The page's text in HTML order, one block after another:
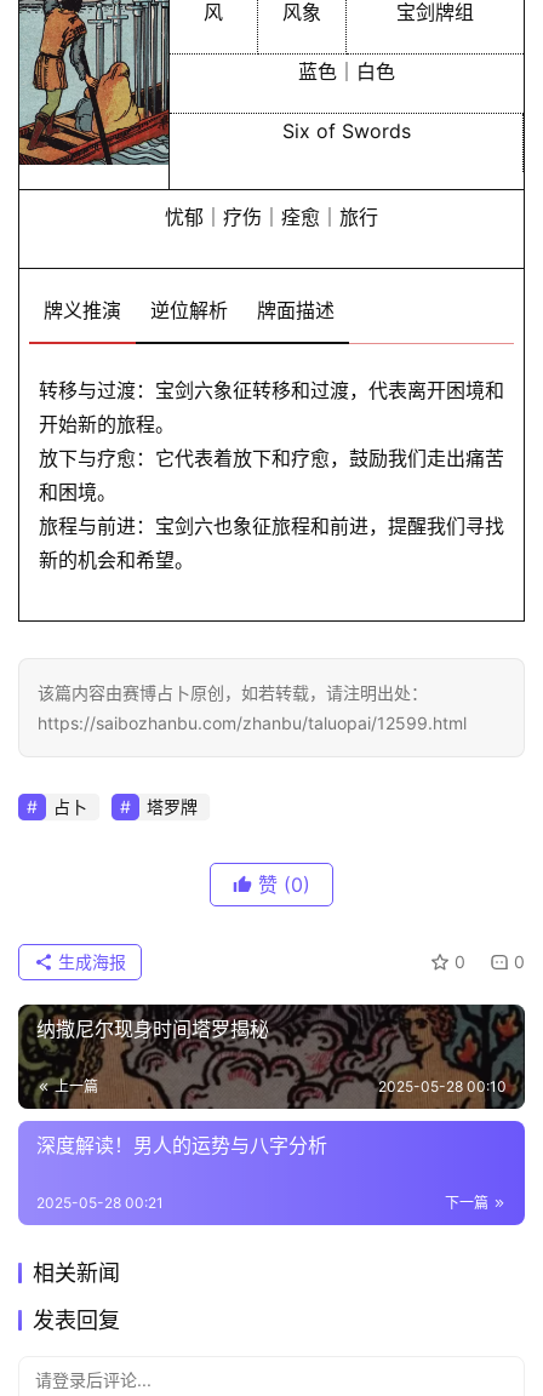
风 风象 宝剑牌组
蓝色｜白色
Six of Swords
忧郁｜疗伤｜痊愈｜旅行
牌义推演 逆位解析 牌面描述
转移与过渡：宝剑六象征转移和过渡，代表离开困境和
开始新的旅程。
放下与疗愈：它代表着放下和疗愈，鼓励我们走出痛苦
和困境。
旅程与前进：宝剑六也象征旅程和前进，提醒我们寻找
新的机会和希望。
该篇内容由赛博占卜原创，如若转载，请注明出处：
https://saibozhanbu.com/zhanbu/taluopai/12599.html
占卜 塔罗牌
赞 (0)
0 0
生成海报
纳撒尼尔现身时间塔罗揭秘
上一篇 2025-05-28 00:10
深度解读！男人的运势与八字分析
下一篇
2025-05-28 00:21
相关新闻
发表回复
请登录后评论...